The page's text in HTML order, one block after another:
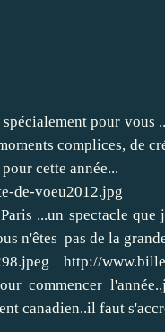
pour vous
complices, de
cette année...
...un spectacle
n'êtes pas de la
http://
commencer
canadien..il faut